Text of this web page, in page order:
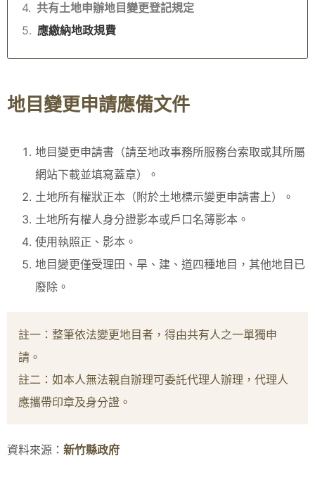
共有土地申辦地目變更登記規定
應繳納地政規費
地目變更申請應備文件
地目變更申請書（請至地政事務所服務台索取或其所屬
網站下載並填寫蓋章）。
土地所有權狀正本（附於土地標示變更申請書上）。
土地所有權人身分證影本或戶口名簿影本。
使用執照正、影本。
地目變更僅受理田、旱、建、道四種地目，其他地目已
廢除。
註一：整筆依法變更地目者，得由共有人之一單獨申
請。
註二：如本人無法親自辦理可委託代理人辦理，代理人
應攜帶印章及身分證。
資料來源： 新竹縣政府